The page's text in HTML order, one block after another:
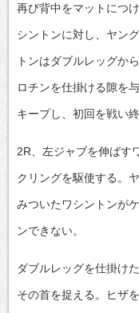
再び背中をマットにつ
シントンに対し、ヤン
トンはダブルレッグか
ロチンを仕掛ける隙を
キープし、初回を戦い終
2R、左ジャブを伸ばす
クリングを駆使する。
みついたワシントンが
ンできない。
ダブルレッグを仕掛け
その首を捉える。ヒザ